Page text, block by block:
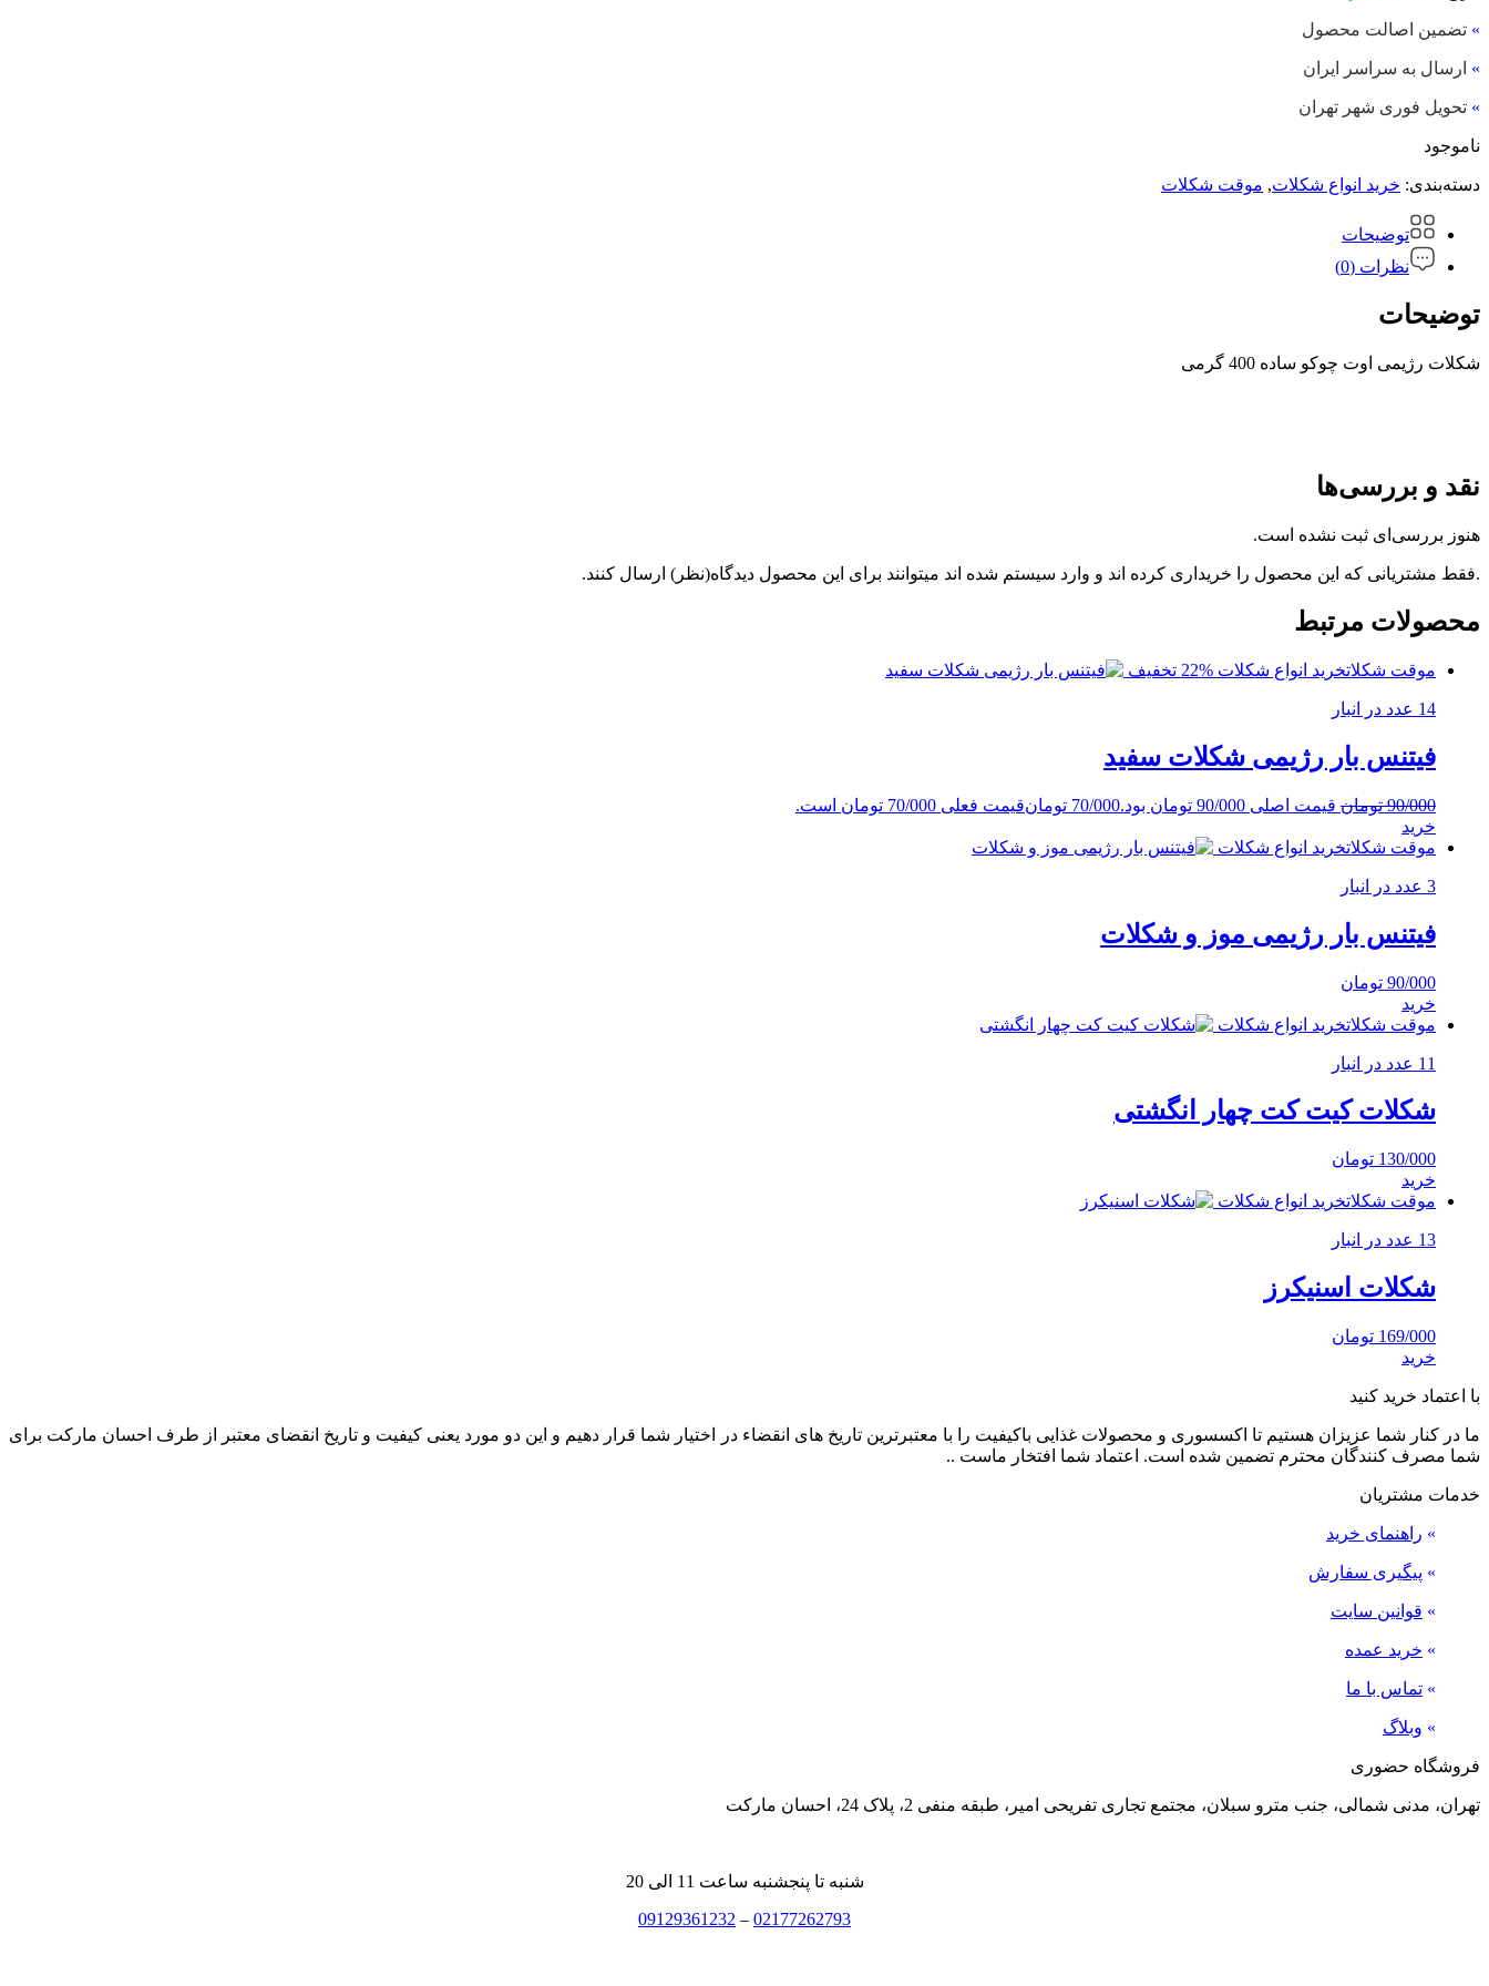
» تضمین اصالت محصول
» ارسال به سراسر ایران
» تحویل فوری شهر تهران
ناموجود
دسته‌بندی: خرید انواع شکلات, موقت شکلات
توضیحات
نظرات (0)
توضیحات
شکلات رژیمی اوت چوکو ساده 400 گرمی
نقد و بررسی‌ها
هنوز بررسی‌ای ثبت نشده است.
.فقط مشتریانی که این محصول را خریداری کرده اند و وارد سیستم شده اند میتوانند برای این محصول دیدگاه(نظر) ارسال کنند.
محصولات مرتبط
موقت شکلاتخرید انواع شکلات %22 تخفیف
14 عدد در انبار
فیتنس بار رژیمی شکلات سفید
90/000 تومان قیمت اصلی 90/000 تومان بود. 70/000 تومانقیمت فعلی 70/000 تومان است.
خرید
موقت شکلاتخرید انواع شکلات
3 عدد در انبار
فیتنس بار رژیمی موز و شکلات
90/000 تومان
خرید
موقت شکلاتخرید انواع شکلات
11 عدد در انبار
شکلات کیت کت چهار انگشتی
130/000 تومان
خرید
موقت شکلاتخرید انواع شکلات
13 عدد در انبار
شکلات اسنیکرز
169/000 تومان
خرید
با اعتماد خرید کنید
ما در کنار شما عزیزان هستیم تا اکسسوری و محصولات غذایی باکیفیت را با معتبرترین تاریخ های انقضاء در اختیار شما قرار دهیم و این دو مورد یعنی کیفیت و تاریخ انقضای معتبر از طرف احسان مارکت برای
شما مصرف کنندگان محترم تضمین شده است. اعتماد شما افتخار ماست ..
خدمات مشتریان
» راهنمای خرید
» پیگیری سفارش
» قوانین سایت
» خرید عمده
» تماس با ما
» وبلاگ
فروشگاه حضوری
تهران، مدنی شمالی، جنب مترو سبلان، مجتمع تجاری تفریحی امیر، طبقه منفی 2، پلاک 24، احسان مارکت
شنبه تا پنجشنبه ساعت 11 الی 20
02177262793
–
09129361232